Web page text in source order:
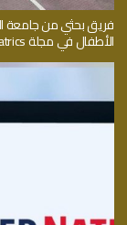
فريق بحثي من جامعة
الأطفال في مجلة BMC Pediatrics